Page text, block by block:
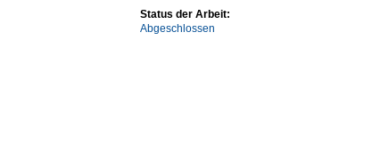
Status der Arbeit:
Abgeschlossen